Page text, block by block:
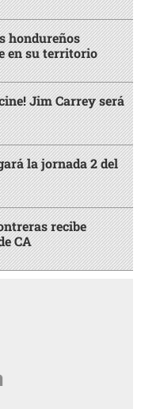
hondureños
en su territorio
Jim Carrey será
la jornada 2 del
recibe
CA